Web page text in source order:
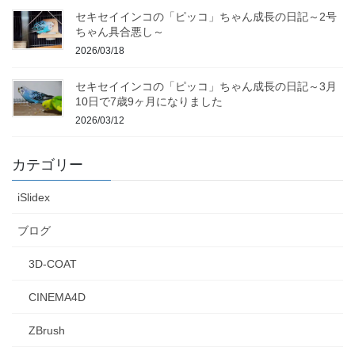
セキセイインコの「ピッコ」ちゃん成長の日記～2号
ちゃん具合悪し～
2026/03/18
セキセイインコの「ピッコ」ちゃん成長の日記～3月
10日で7歳9ヶ月になりました
2026/03/12
カテゴリー
iSlidex
ブログ
3D-COAT
CINEMA4D
ZBrush